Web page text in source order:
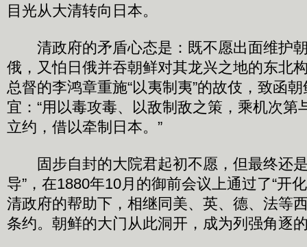
目光从大清转向日本。
清政府的矛盾心态是：既不愿出面维护
俄，又怕日俄并吞朝鲜对其龙兴之地的东北
总督的李鸿章重施“以夷制夷”的故伎，致函
宜：“用以毒攻毒、以敌制敌之策，乘机次第
立约，借以牵制日本。”
固步自封的大院君起初不愿，但最终还是
导”，在1880年10月的御前会议上通过了“开
清政府的帮助下，相继同美、英、德、法等
条约。朝鲜的大门从此洞开，成为列强角逐